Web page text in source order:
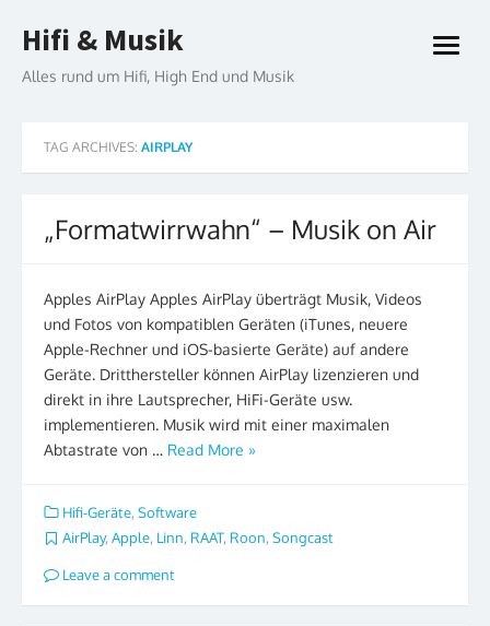
to
Hifi & Musik
Alles rund um Hifi, High End und Musik
open
TAG ARCHIVES: AIRPLAY
„Formatwirrwahn“ – Musik on Air
Apples AirPlay Apples AirPlay überträgt Musik, Videos
und Fotos von kompatiblen Geräten (iTunes, neuere
Apple-Rechner und iOS-basierte Geräte) auf andere
Geräte. Dritthersteller können AirPlay lizenzieren und
direkt in ihre Lautsprecher, HiFi-Geräte usw.
implementieren. Musik wird mit einer maximalen
Abtastrate von … Read More »
Hifi-Geräte, Software
AirPlay, Apple, Linn, RAAT, Roon, Songcast
Leave a comment